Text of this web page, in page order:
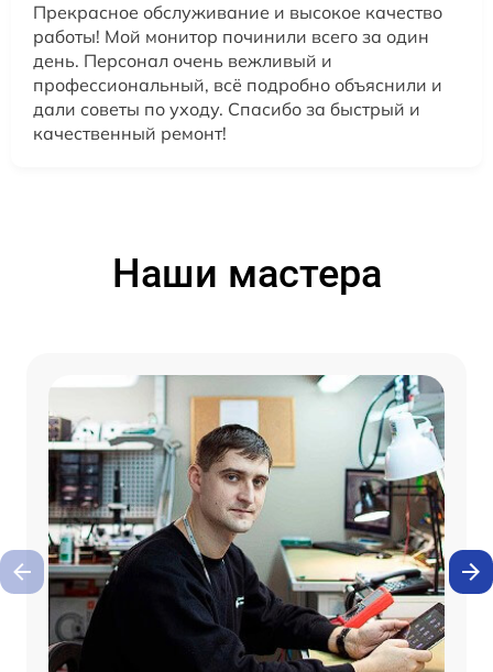
Прекрасное обслуживание и высокое качество
работы! Мой монитор починили всего за один
день. Персонал очень вежливый и
профессиональный, всё подробно объяснили и
дали советы по уходу. Спасибо за быстрый и
качественный ремонт!
Наши мастера